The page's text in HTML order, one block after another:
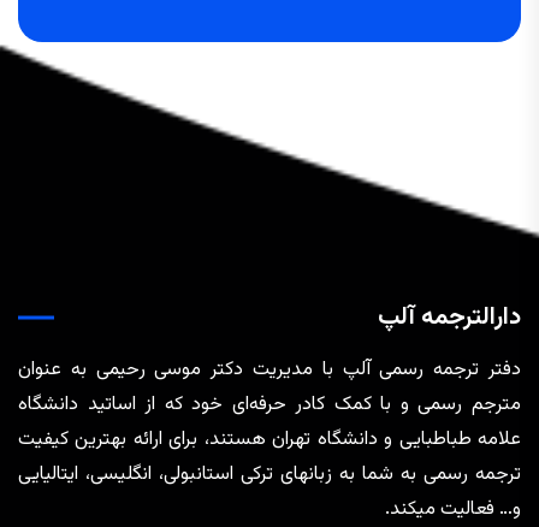
دارالترجمه آلپ
دفتر ترجمه رسمی آلپ با مدیریت دکتر موسی رحیمی به عنوان
مترجم رسمی و با کمک کادر حرفه‌ای خود که از اساتید دانشگاه
علامه طباطبایی و دانشگاه تهران هستند، برای ارائه بهترین کیفیت
ترجمه رسمی به شما به زبانهای ترکی استانبولی، انگلیسی، ایتالیایی
و… فعالیت میکند.